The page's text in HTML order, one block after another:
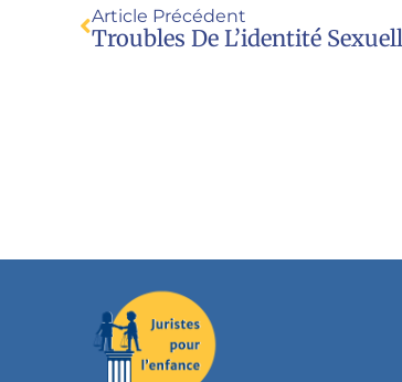
Article Précédent